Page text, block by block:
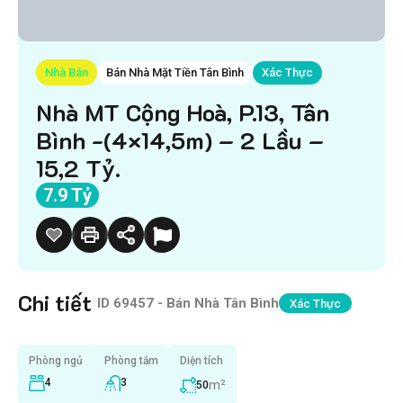
Nhà Bán Bán Nhà Mặt Tiền Tân Bình Xác Thực
Nhà MT Cộng Hoà, P.13, Tân
Bình -(4×14,5m) – 2 Lầu –
15,2 Tỷ.
7.9 Tỷ
Chi tiết ID 69457 - Bán Nhà Tân Bình Xác Thực
Phòng ngủ
4
Phòng tắm
3
Diện tích
50m²